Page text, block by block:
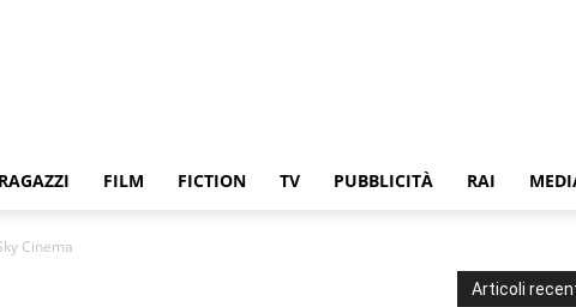
FILM FICTION TV PUBBLICITÀ RAI
Cinema
Articoli